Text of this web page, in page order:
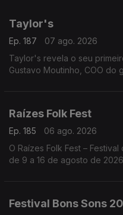
Taylor's
Ep. 187
07 ago. 2026
Taylor's revela o seu
Gustavo Moutinho, COO do
Raízes Folk Fest
Ep. 185
06 ago. 2026
O Raízes Folk Fest –
de 9 a 16 de agosto de
Festival Bons Sons